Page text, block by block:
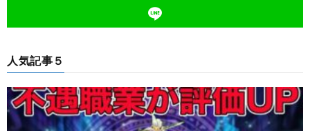
人気記事５